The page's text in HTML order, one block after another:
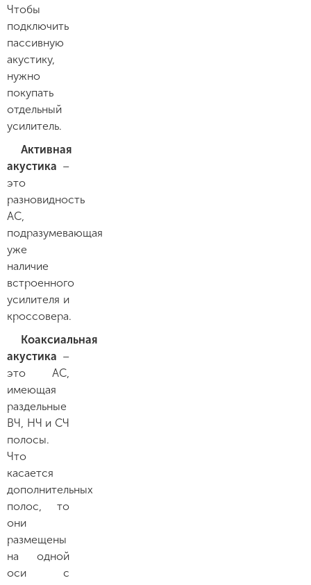
Чтобы
подключить
пассивную
акустику,
нужно
покупать
отдельный
усилитель.
Активная
акустика –
это
разновидность
АС,
подразумевающая
уже
наличие
встроенного
усилителя и
кроссовера.
Коаксиальная
акустика –
это АС,
имеющая
раздельные
ВЧ, НЧ и СЧ
полосы.
Что
касается
дополнительных
полос, то
они
размещены
на одной
оси с